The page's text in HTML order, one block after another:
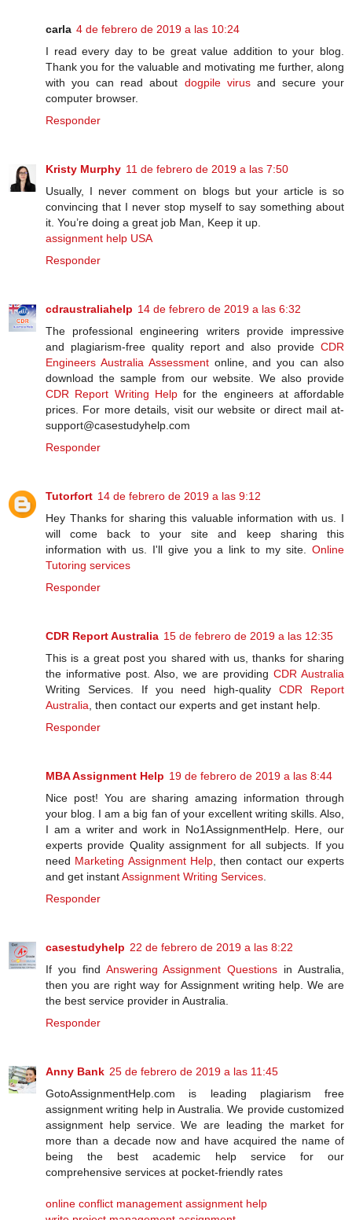
carla 4 de febrero de 2019 a las 10:24
I read every day to be great value addition to your blog.
Thank you for the valuable and motivating me further, along
with you can read about dogpile virusand secure your
computer browser.
Responder
Kristy Murphy 11 de febrero de 2019 a las 7:50
Usually, I never comment on blogs but your article is so
convincing that I never stop myself to say something about
it. You’re doing a great job Man, Keep it up.
assignment help USA
Responder
cdraustraliahelp 14 de febrero de 2019 a las 6:32
The professional engineering writers provide impressive
and plagiarism-free quality report and also provide CDR
Engineers Australia Assessment online, and you can also
download the sample from our website. We also provide
CDR Report Writing Helpfor the engineers at affordable
prices. For more details, visit our website or direct mail at-
support@casestudyhelp.com
Responder
Tutorfort 14 de febrero de 2019 a las 9:12
Hey Thanks for sharing this valuable information with us. I
will come back to your site and keep sharing this
information with us. I'll give you a link to my site. Online
Tutoring services
Responder
CDR Report Australia 15 de febrero de 2019 a las 12:35
This is a great post you shared with us, thanks for sharing
the informative post. Also, we are providing CDR Australia
Writing Services. If you need high-qualityCDR Report
Australia , then contact our experts and get instant help.
Responder
MBA Assignment Help 19 de febrero de 2019 a las 8:44
Nice post! You are sharing amazing information through
your blog. I am a big fan of your excellent writing skills. Also,
I am a writer and work in No1AssignmentHelp. Here, our
experts provide Quality assignment for all subjects. If you
need Marketing Assignment Help, then contact our experts
and get instantAssignment Writing Services
Responder
casestudyhelp 22 de febrero de 2019 a las 8:22
If you find Answering Assignment Questions in Australia,
then you are right way for Assignment writing help. We are
the best service provider in Australia.
Responder
Anny Bank 25 de febrero de 2019 a las 11:45
GotoAssignmentHelp.com is leading plagiarism free
assignment writing help in Australia. We provide customized
assignment help service. We are leading the market for
more than a decade now and have acquired the name of
being the best academic help service for our
comprehensive services at pocket-friendly rates
online conflict management assignment help